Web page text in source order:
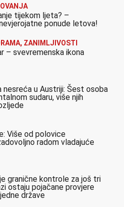
tijekom ljeta? –
ponude letova!
, ZANIMLJIVOSTI
– svevremenska ikona
nesreća u Austriji: Šest osoba
sudaru, više njih
Više od polovice
radom vladajuće
granične kontrole za još tri
ostaju pojačane provjere
države